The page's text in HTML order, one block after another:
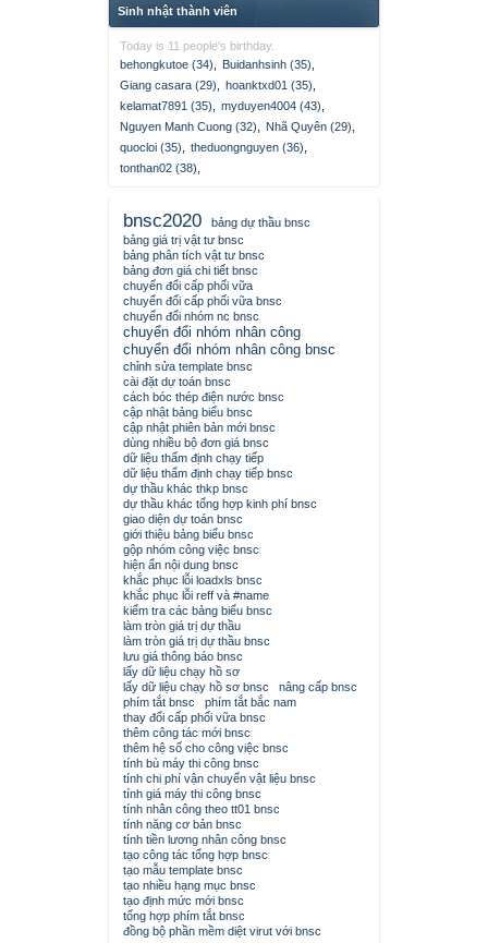
Sinh nhật thành viên
Today is 11 people's birthday.
behongkutoe (34)
Buidanhsinh (35)
Giang casara (29)
hoanktxd01 (35)
kelamat7891 (35)
myduyen4004 (43)
Nguyen Manh Cuong (32)
Nhã Quyên (29)
quocloi (35)
theduongnguyen (36)
tonthan02 (38)
bnsc2020
bảng dự thầu bnsc
bảng giá trị vật tư bnsc
bảng phân tích vật tư bnsc
bảng đơn giá chi tiết bnsc
chuyển đổi cấp phối vữa
chuyển đổi cấp phối vữa bnsc
chuyển đổi nhóm nc bnsc
chuyển đổi nhóm nhân công
chuyển đổi nhóm nhân công bnsc
chỉnh sửa template bnsc
cài đặt dự toán bnsc
cách bóc thép điện nước bnsc
cập nhật bảng biểu bnsc
cập nhật phiên bản mới bnsc
dùng nhiều bộ đơn giá bnsc
dữ liệu thẩm định chạy tiếp
dữ liệu thẩm định chạy tiếp bnsc
dự thầu khác thkp bnsc
dự thầu khác tổng hợp kinh phí bnsc
giao diện dự toán bnsc
giới thiệu bảng biểu bnsc
gộp nhóm công việc bnsc
hiện ẩn nội dung bnsc
khắc phục lỗi loadxls bnsc
khắc phục lỗi reff và #name
kiểm tra các bảng biểu bnsc
làm tròn giá trị dự thầu
làm tròn giá trị dự thầu bnsc
lưu giá thông báo bnsc
lấy dữ liệu chạy hồ sơ
lấy dữ liệu chạy hồ sơ bnsc
nâng cấp bnsc
phím tắt bnsc
phím tắt bắc nam
thay đổi cấp phối vữa bnsc
thêm công tác mới bnsc
thêm hệ số cho công việc bnsc
tính bù máy thi công bnsc
tính chi phí vận chuyển vật liệu bnsc
tính giá máy thi công bnsc
tính nhân công theo tt01 bnsc
tính năng cơ bản bnsc
tính tiền lương nhân công bnsc
tạo công tác tổng hợp bnsc
tạo mẫu template bnsc
tạo nhiều hạng mục bnsc
tạo định mức mới bnsc
tổng hợp phím tắt bnsc
đồng bộ phần mềm diệt virut với bnsc